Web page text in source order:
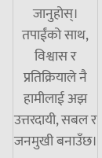
जानुहोस्।
तपाईंको साथ,
विश्वास र
प्रतिक्रियाले नै
हामीलाई अझ
उत्तरदायी, सबल र
जनमुखी बनाउँछ।